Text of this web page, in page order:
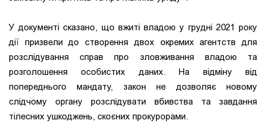
У документі сказано, що вжиті владою у грудні 2021 року
дії призвели до створення двох окремих агентств для
розслідування справ про зловживання владою та
розголошення особистих даних. На відміну від
попереднього мандату, закон не дозволяє новому
слідчому органу розслідувати вбивства та завдання
тілесних ушкоджень, скоєних прокурорами.